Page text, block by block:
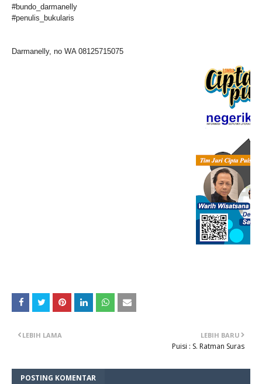
#bundo_darmanelly
#penulis_bukularis
Darmanelly, no WA 08125715075
LEBIH BARU
Puisi : S. Ratman Suras
LEBIH LAMA
POSTING KOMENTAR